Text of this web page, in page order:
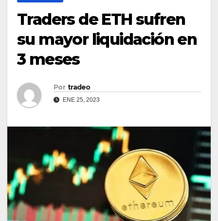
Traders de ETH sufren
su mayor liquidación en
3 meses
Por tradeo
ENE 25, 2023